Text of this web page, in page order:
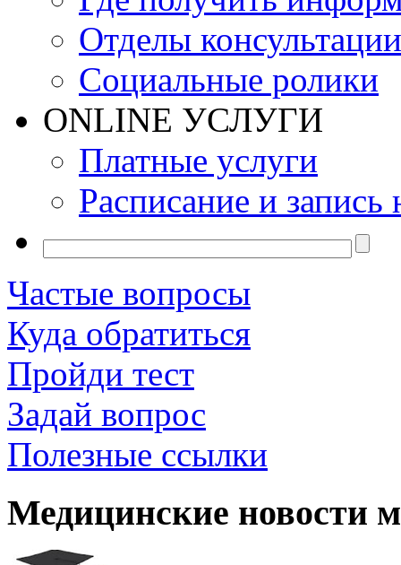
Отделы консультации
Социальные ролики
ONLINE УСЛУГИ
Платные услуги
Расписание и запись
Частые вопросы
Куда обратиться
Пройди тест
Задай вопрос
Полезные ссылки
Медицинские новости